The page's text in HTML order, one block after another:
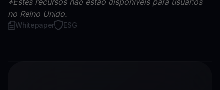
*Estes recursos não estão disponíveis para usuários
no Reino Unido.
Whitepaper ESG